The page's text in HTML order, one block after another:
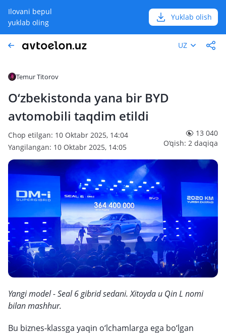
Ilovani bepul
yuklab oling
Yuklab olish
UZ
Temur Titorov
O‘zbekistonda yana bir BYD
avtomobili taqdim etildi
Chop etilgan: 10 Oktabr 2025, 14:04
Yangilangan: 10 Oktabr 2025, 14:05
13 040
O‘qish: 2 daqiqa
Yangi model - Seal 6 gibrid sedani. Xitoyda u Qin L nomi
bilan mashhur.
Bu biznes-klassga yaqin o‘lchamlarga ega bo‘lgan